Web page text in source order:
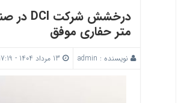
متر حفاری موفق
نویسنده : admin 13 مرداد 1404 - 17:19